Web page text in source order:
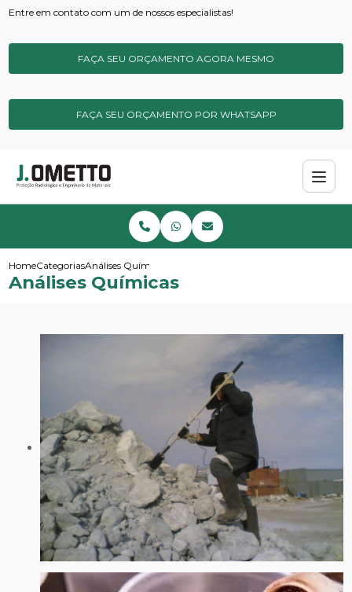
Entre em contato com um de nossos especialistas!
FAÇA SEU ORÇAMENTO AGORA MESMO
FAÇA SEU ORÇAMENTO POR WHATSAPP
HomeCategoriasAnálises Químicas
Análises Químicas